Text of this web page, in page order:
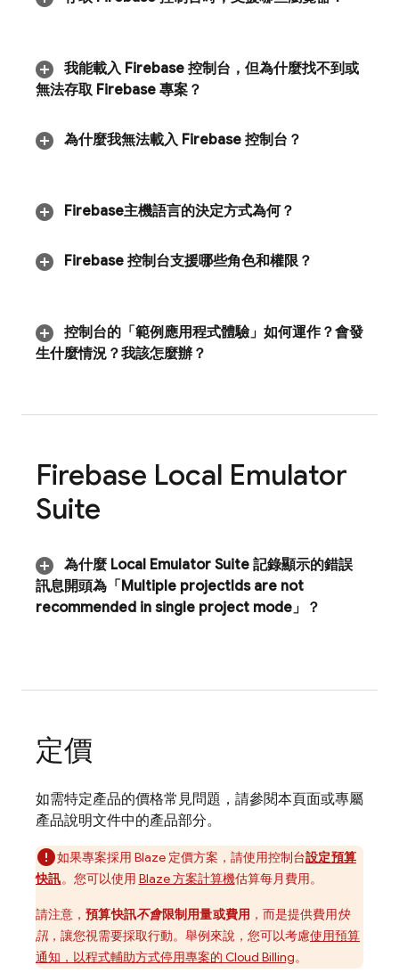
我能載入 Firebase 控制台，但為什麼找不到或
無法存取 Firebase 專案？
為什麼我無法載入 Firebase 控制台？
Firebase主機語言的決定方式為何？
Firebase 控制台支援哪些角色和權限？
控制台的「範例應用程式體驗」如何運作？會發
生什麼情況？我該怎麼辦？
Firebase Local Emulator
Suite
為什麼 Local Emulator Suite 記錄顯示的錯誤
訊息開頭為「Multiple projectIds are not
recommended in single project mode」？
定價
如需特定產品的價格常見問題，請參閱本頁面或專屬
產品說明文件中的產品部分。
如果專案採用 Blaze 定價方案，請使用控制台設定預算
快訊。您可以使用 Blaze 方案計算機估算每月費用。
請注意， 預算快訊不會限制用量或費用 ，而是提供費用快
訊 ，讓您視需要採取行動。舉例來說，您可以考慮使用預算
通知，以程式輔助方式停用專案的 Cloud Billing。